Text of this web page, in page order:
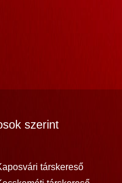
szerint
társkereső